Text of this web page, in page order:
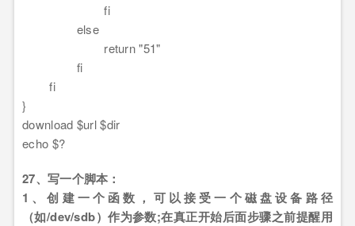
fi
else
return "51"
fi
fi
}
download $url $dir
echo $?
27、写一个脚本：
1、创建一个函数，可以接受一个磁盘设备路径
（如/dev/sdb）作为参数;在真正开始后面步骤之前提醒用